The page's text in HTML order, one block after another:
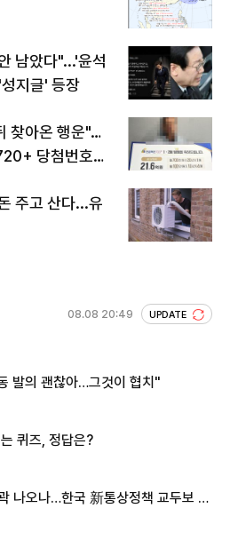
남았다"...'윤석
지글' 등장
찾아온 행운"…
당첨번호조
주고 산다...유
08.08 20:49 UPDATE
발의 괜찮아…그것이 협치"
퀴즈, 정답은?
나오나…한국 新통상정책 교두보 활